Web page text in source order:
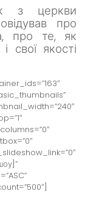
з церкви
про
про те, як
свої якості